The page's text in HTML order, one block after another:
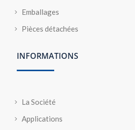
Emballages
Pièces détachées
INFORMATIONS
La Société
Applications